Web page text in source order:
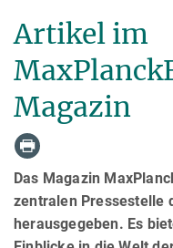
Artikel im
Magazin
Das Magazin
zentralen Pressestelle
herausgegeben. Es